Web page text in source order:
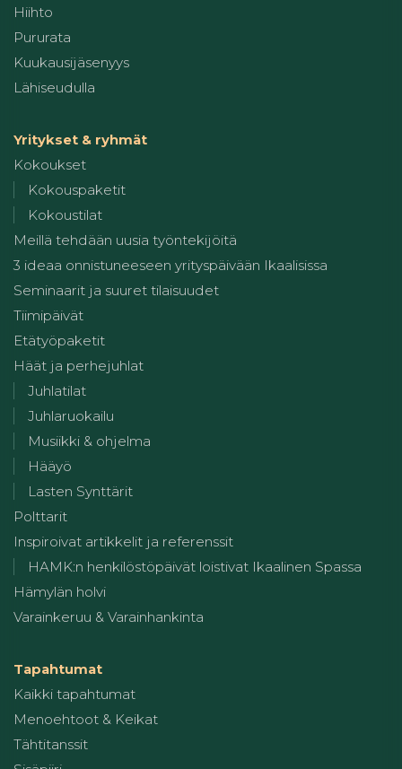
Hiihto
Pururata
Kuukausijäsenyys
Lähiseudulla
Yritykset & ryhmät
Kokoukset
Kokouspaketit
Kokoustilat
Meillä tehdään uusia työntekijöitä
3 ideaa onnistuneeseen yrityspäivään Ikaalisissa
Seminaarit ja suuret tilaisuudet
Tiimipäivät
Etätyöpaketit
Häät ja perhejuhlat
Juhlatilat
Juhlaruokailu
Musiikki & ohjelma
Hääyö
Lasten Synttärit
Polttarit
Inspiroivat artikkelit ja referenssit
HAMK:n henkilöstöpäivät loistivat Ikaalinen Spassa
Hämylän holvi
Varainkeruu & Varainhankinta
Tapahtumat
Kaikki tapahtumat
Menoehtoot & Keikat
Tähtitanssit